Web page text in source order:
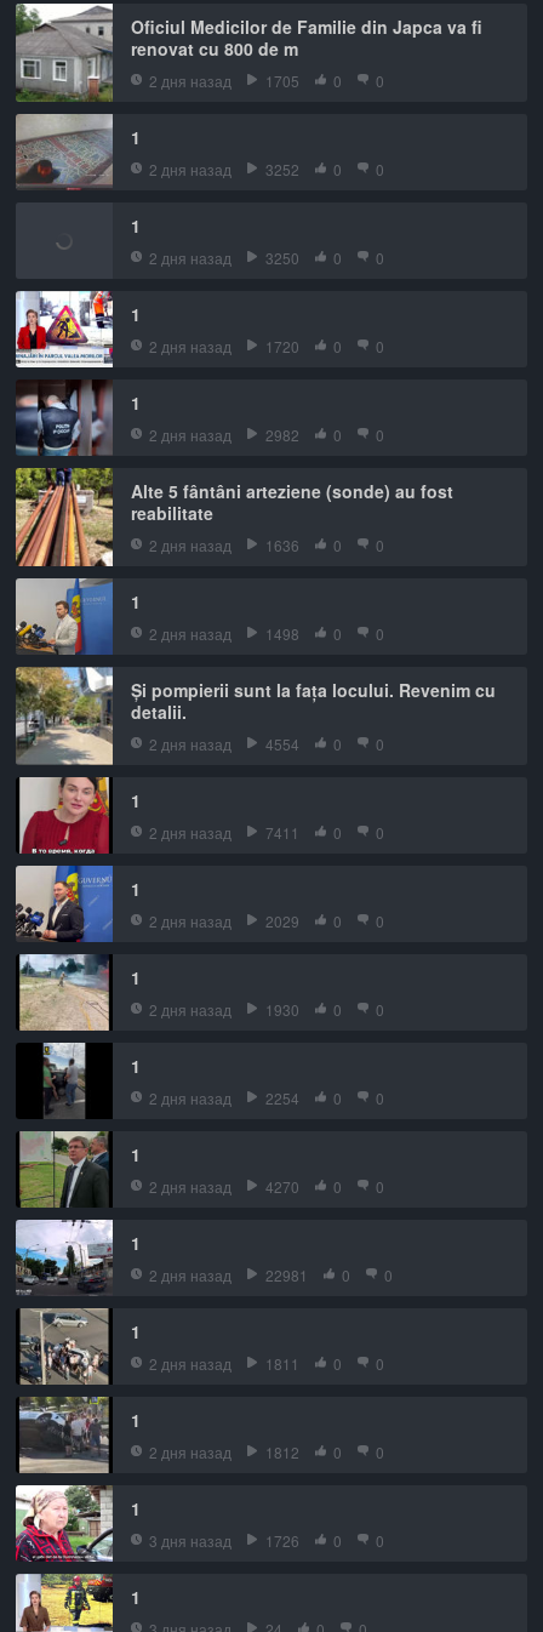
Oficiul Medicilor de Familie din Japca va fi
renovat cu 800 de m
2 дня назад 1705 0 0
1
2 дня назад 3252 0 0
1
2 дня назад 3250 0 0
1
2 дня назад 1720 0 0
1
2 дня назад 2982 0 0
Alte 5 fântâni arteziene (sonde) au fost
reabilitate
2 дня назад 1636 0 0
1
2 дня назад 1498 0 0
Și pompierii sunt la fața locului. Revenim cu
detalii.
2 дня назад 4554 0 0
1
2 дня назад 7411 0 0
1
2 дня назад 2029 0 0
1
2 дня назад 1930 0 0
1
2 дня назад 2254 0 0
1
2 дня назад 4270 0 0
1
2 дня назад 22981 0 0
1
2 дня назад 1811 0 0
1
2 дня назад 1812 0 0
1
3 дня назад 1726 0 0
1